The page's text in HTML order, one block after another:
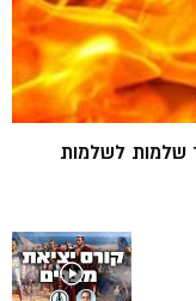
שלמות לשלמות